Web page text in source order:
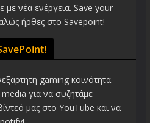
νέα ενέργεια. Save your
ήρθες στο Savepoint!
gaming κοινότητα.
για να συζητάμε
μας στο YouTube και να